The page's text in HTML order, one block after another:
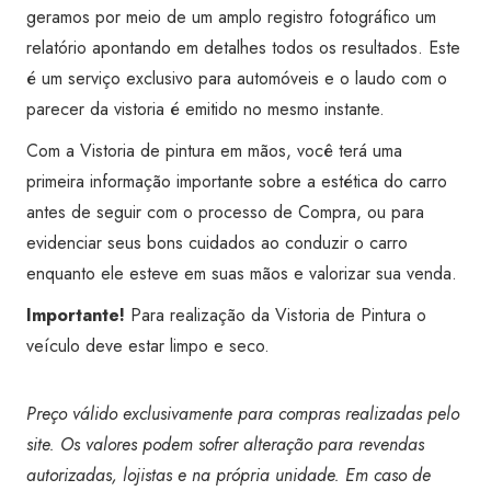
geramos por meio de um amplo registro fotográfico um
relatório apontando em detalhes todos os resultados. Este
é um serviço exclusivo para automóveis e o laudo com o
parecer da vistoria é emitido no mesmo instante.
Com a Vistoria de pintura em mãos, você terá uma
primeira informação importante sobre a estética do carro
antes de seguir com o processo de Compra, ou para
evidenciar seus bons cuidados ao conduzir o carro
enquanto ele esteve em suas mãos e valorizar sua venda.
Importante! Para realização da Vistoria de Pintura o
veículo deve estar limpo e seco.
Preço válido exclusivamente para compras realizadas pelo
site. Os valores podem sofrer alteração para revendas
autorizadas, lojistas e na própria unidade. Em caso de